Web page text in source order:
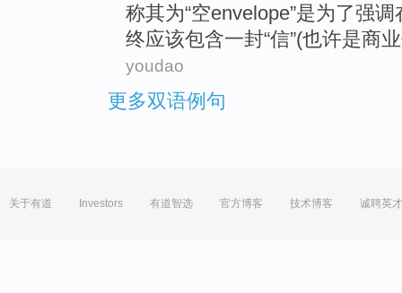
称其为“空envelope”是为了强调
终应该包含一封“信”(也许是商业
youdao
更多双语例句
关于有道 Investors 有道智选 官方博客 技术博客 诚聘英才